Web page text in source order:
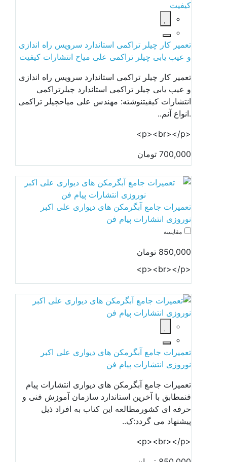
تعمیر کار چیلر تراکمی استاندارد سرویس راه اندازی
و عیب یابی چیلر تراکمی علی میاح انتشارات کیفیت
تعمیر کار چیلر تراکمی استاندارد سرویس راه اندازی
و عیب یابی چیلر تراکمی استاندارد چیلرتراکمی
انتشارات کیفیتنوشته: مهندس علی میاحچیلر تراکمی
.انواع آنم..
700,000 تومان
تعمیرات جامع آبگرمکن های دیواری علی اکبر
نوروزی انتشارات پیام فن
مقایسه
850,000 تومان
تعمیرات جامع آبگرمکن های دیواری علی اکبر
نوروزی انتشارات پیام فن
تعمیرات جامع آبگرمکن های دیواری انتشارات پیام
فنمطابق با آخرین استاندارد سازمان آموزش فنی و
حرفه ای کشورمطالعه این کتاب به افراد ذیل
پیشنهاد می گردد:ک..